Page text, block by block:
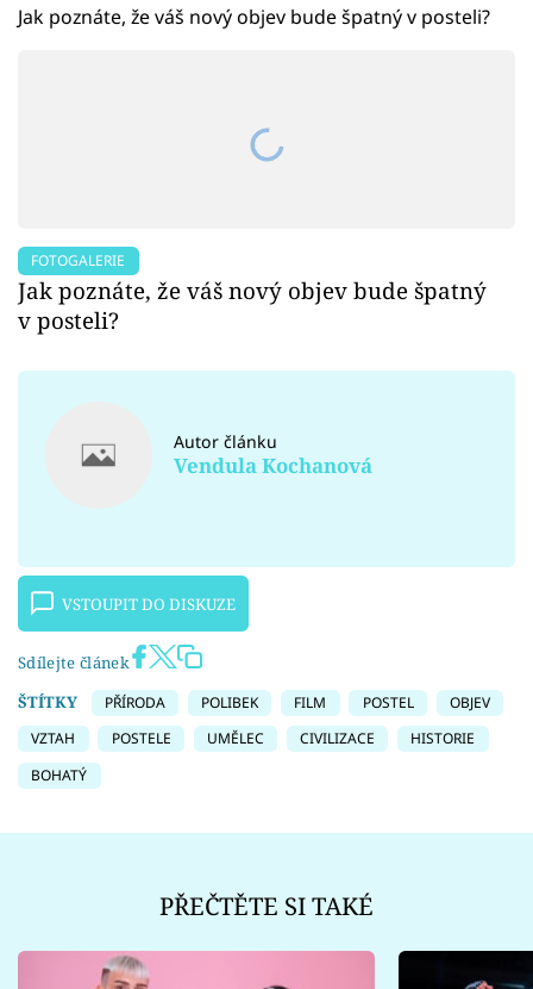
Jak poznáte, že váš nový objev bude špatný v posteli?
FOTOGALERIE
Jak poznáte, že váš nový objev bude špatný
v posteli?
Autor článku
Vendula Kochanová
VSTOUPIT DO DISKUZE
Sdílejte článek
ŠTÍTKY
PŘÍRODA POLIBEK FILM POSTEL
OBJEV
VZTAH
POSTELE UMĚLEC CIVILIZACE
HISTORIE
BOHATÝ
PŘEČTĚTE SI TAKÉ